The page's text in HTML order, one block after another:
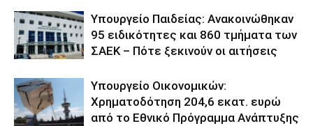
Υπουργείο Παιδείας: Ανακοινώθηκαν
95 ειδικότητες και 860 τμήματα των
ΣΑΕΚ – Πότε ξεκινούν οι αιτήσεις
Υπουργείο Οικονομικών:
Χρηματοδότηση 204,6 εκατ. ευρώ
από το Εθνικό Πρόγραμμα Ανάπτυξης